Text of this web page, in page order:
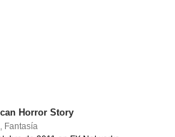
Horror Story
, Fantasía